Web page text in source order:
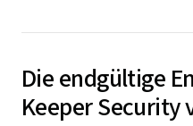
Die endgültige
Keeper Security